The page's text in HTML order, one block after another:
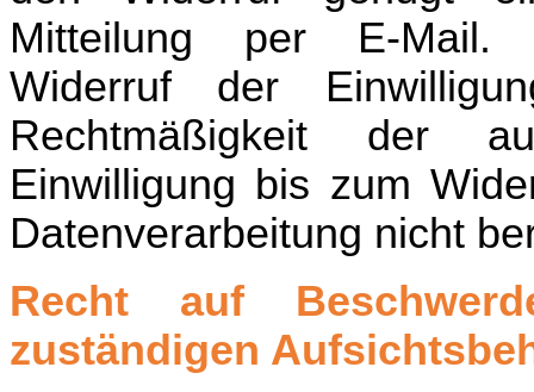
Mitteilung per E-Mail.
Widerruf der
Rechtmäßigkeit der
Einwilligung bis zum
Datenverarbeitung nicht
Recht auf
zuständigen